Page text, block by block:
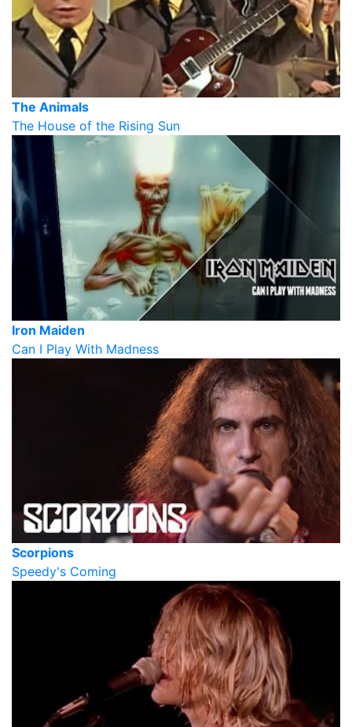
The Animals
The House of the Rising Sun
Iron Maiden
Can I Play With Madness
Scorpions
Speedy's Coming